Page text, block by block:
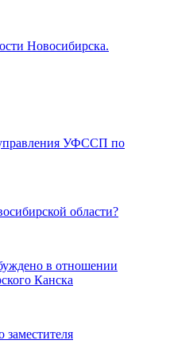
Новосибирска.
управления УФССП по
области?
в отношении
Канска
заместителя